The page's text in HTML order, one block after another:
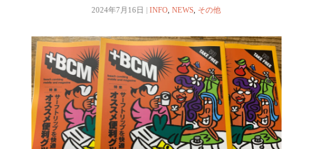
2024年7月16日 | INFO ,NEWS その他